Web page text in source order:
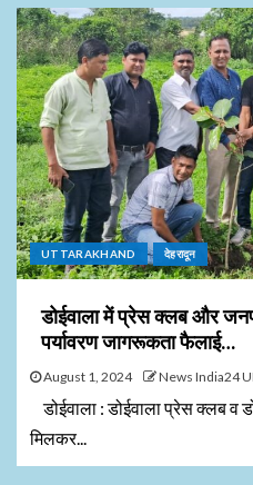
UTTARAKHAND देहरादून
डोईवाला में प्रेस क्लब और
पर्यावरण जागरूकता फैलाई…
August 1, 2024 News India24
डोईवाला : डोईवाला प्रेस क्लब व
मिलकर...